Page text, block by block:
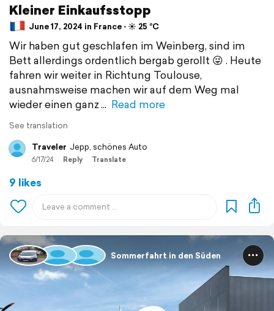
Kleiner Einkaufsstopp
June 17, 2024 in France ⋅ ☀️ 25 °C
Wir haben gut geschlafen im Weinberg, sind im
Bett allerdings ordentlich bergab gerollt 😜 . Heute
fahren wir weiter in Richtung Toulouse,
ausnahmsweise machen wir auf dem Weg mal
wieder einen ganz
Read more
See translation
Traveler Jepp, schönes Auto
6/17/24 Reply Translate
9 likes
Sommerfahrt in den Süden